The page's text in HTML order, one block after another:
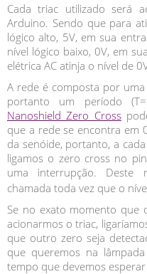
Cada triac utilizado será
Arduino. Sendo que para
lógico alto, 5V, em sua
nível lógico baixo, 0V, em
elétrica AC atinja o nível de
A rede é composta por
portanto um período
Nanoshield Zero Cross
que a rede se encontra em
da senóide, portanto, a
ligamos o zero cross no
uma interrupção. Deste
chamada toda vez que o
Se no exato momento
acionarmos o triac,
que outro zero seja
que queremos na
tempo que devemos